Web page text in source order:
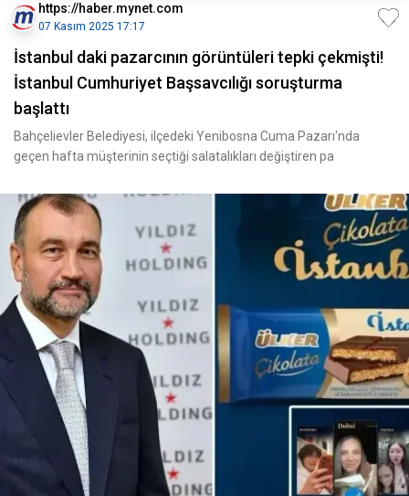
https://haber.mynet.com
07 Kasım 2025 17:17
İstanbul daki pazarcının görüntüleri tepki çekmişti!
İstanbul Cumhuriyet Başsavcılığı soruşturma
başlattı
Bahçelievler Belediyesi, ilçedeki Yenibosna Cuma Pazarı'nda
geçen hafta müşterinin seçtiği salatalıkları değiştiren pa